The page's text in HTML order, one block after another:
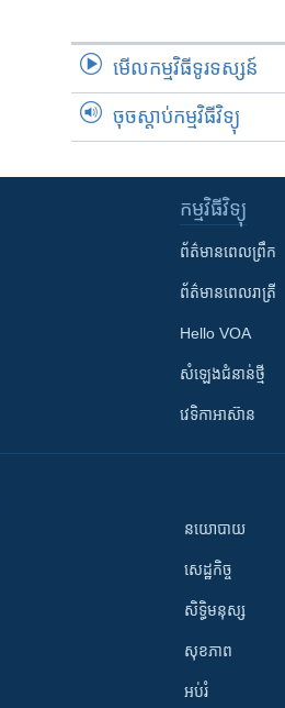
មើល​កម្មវិធី​ទូរទស្សន៍
ចុចស្តាប់កម្មវិធីវិទ្យុ
កម្មវិធី​វិទ្យុ
ព័ត៌មាន​ពេល​ព្រឹក
ព័ត៌មាន​​ពេល​រាត្រី
Hello VOA
សំឡេង​ជំនាន់​ថ្មី
វេទិកា​អាស៊ាន
នយោបាយ
សេដ្ឋកិច្ច
សិទ្ធិមនុស្ស
សុខភាព
អប់រំ